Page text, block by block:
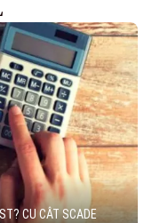
CU CÂT SCADE